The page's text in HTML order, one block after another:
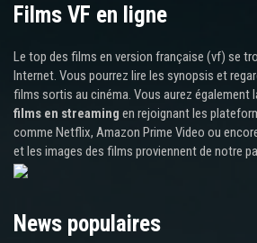
Films VF en ligne
Le top des films en version française (vf) se
Internet. Vous pourrez lire les synopsis et
films sortis au cinéma. Vous aurez également
films en streaming en rejoignant les
comme Netflix, Amazon Prime Video ou
et les images des films proviennent de notre
News populaires